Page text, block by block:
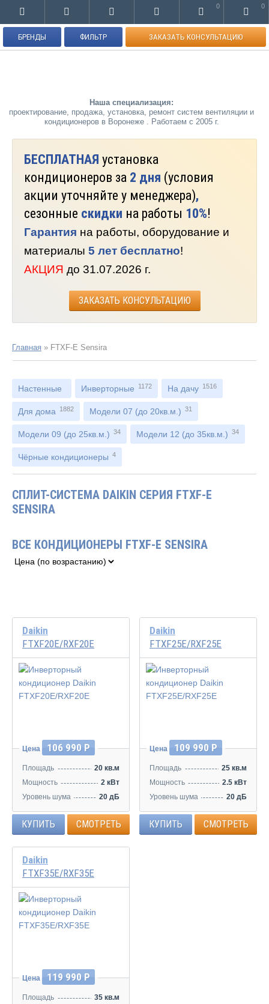
0 0
Наша специализация:
проектирование, продажа, установка, ремонт систем вентиляции и
кондиционеров в Воронеже . Работаем с 2005 г.
БРЕНДЫ ФИЛЬТР ЗАКАЗАТЬ КОНСУЛЬТАЦИЮ
БЕСПЛАТНАЯ установка
кондиционеров за 2 дня (условия
акции уточняйте у менеджера),
сезонные скидки на работы 10%!
Гарантия на работы, оборудование и
материалы 5 лет бесплатно!
АКЦИЯ до 31.07.2026 г.
ЗАКАЗАТЬ КОНСУЛЬТАЦИЮ
Главная » FTXF-E Sensira
Настенные Инверторные 1172 На дачу 1516
Для дома 1882 Модели 07 (до 20кв.м.) 31
Модели 09 (до 25кв.м.) 34 Модели 12 (до 35кв.м.) 34
Чёрные кондиционеры 4
СПЛИТ-СИСТЕМА DAIKIN СЕРИЯ FTXF-E
SENSIRA
ВСЕ КОНДИЦИОНЕРЫ FTXF-E SENSIRA
Daikin
FTXF20E/RXF20E
Инвертор
Цена 106 990 Р
Площадь
20 кв.м
Мощность
2 кВт
Уровень шума
20 дБ
КУПИТЬ СМОТРЕТЬ
Daikin
FTXF25E/RXF25E
Инвертор
Цена 109 990 Р
Площадь
25 кв.м
Мощность
2.5 кВт
Уровень шума
20 дБ
КУПИТЬ СМОТРЕТЬ
Daikin
FTXF35E/RXF35E
Инвертор
Цена 119 990 Р
Площадь
35 кв.м